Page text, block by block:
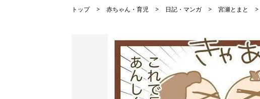
トップ 赤ちゃん・育児 日記・マンガ 宮瀬とまと